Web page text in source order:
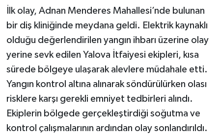
İlk olay, Adnan Menderes Mahallesi’nde bulunan
bir diş kliniğinde meydana geldi. Elektrik kaynaklı
olduğu değerlendirilen yangın ihbarı üzerine olay
yerine sevk edilen Yalova İtfaiyesi ekipleri, kısa
sürede bölgeye ulaşarak alevlere müdahale etti.
Yangın kontrol altına alınarak söndürülürken olası
risklere karşı gerekli emniyet tedbirleri alındı.
Ekiplerin bölgede gerçekleştirdiği soğutma ve
kontrol çalışmalarının ardından olay sonlandırıldı.